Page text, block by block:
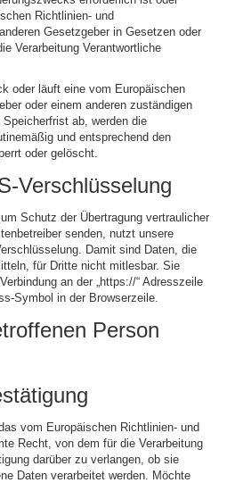
Richtlinien- und
Gesetzgeber in Gesetzen oder
Verarbeitung Verantwortliche
oder läuft eine vom Europäischen
oder einem anderen zuständigen
ab, werden die
und entsprechend den
oder gelöscht.
Verschlüsselung
Schutz der Übertragung vertraulicher
senden, nutzt unsere
Damit sind Daten, die
für Dritte nicht mitlesbar. Sie
an der „https://“ Adresszeile
Symbol in der Browserzeile.
Person
vom Europäischen Richtlinien- und
Recht, von dem für die Verarbeitung
darüber zu verlangen, ob sie
Daten verarbeitet werden. Möchte